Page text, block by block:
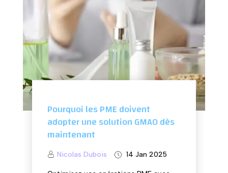
Pourquoi les PME doivent
adopter une solution GMAO dès
maintenant
Nicolas Dubois 14 Jan 2025